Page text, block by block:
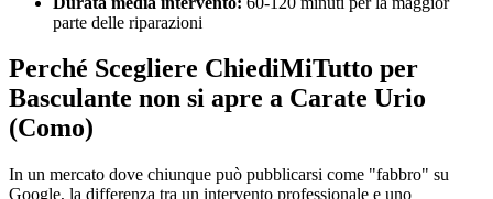
parte delle riparazioni
Perché Scegliere ChiediMiTutto per
Basculante non si apre a Carate Urio
(Como)
In un mercato dove chiunque può pubblicarsi come "fabbro" su
Google, la differenza tra un intervento professionale e uno